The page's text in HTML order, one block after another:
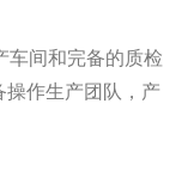
车间和完备的质检
操作生产团队，产